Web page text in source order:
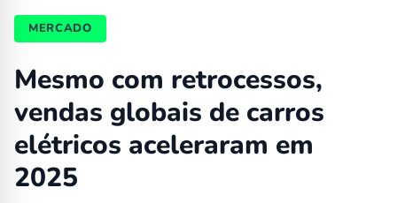
MERCADO
Mesmo com retrocessos,
vendas globais de carros
elétricos aceleraram em
2025